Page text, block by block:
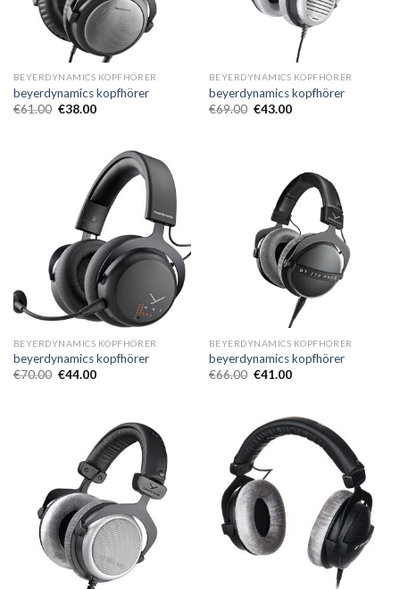
BEYERDYNAMICS KOPFHÖRER
beyerdynamics kopfhörer
€61.00 €38.00
BEYERDYNAMICS KOPFHÖRER
beyerdynamics kopfhörer
€69.00 €43.00
BEYERDYNAMICS KOPFHÖRER
beyerdynamics kopfhörer
€70.00 €44.00
BEYERDYNAMICS KOPFHÖRER
beyerdynamics kopfhörer
€66.00 €41.00